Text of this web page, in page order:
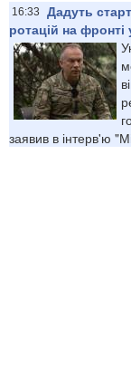
16:33
Дадуть
ротацій на фронті
заявив в інтерв'ю